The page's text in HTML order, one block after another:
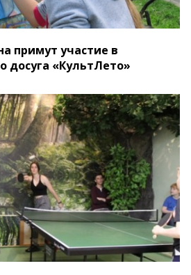
примут участие в
досуга «КультЛето»